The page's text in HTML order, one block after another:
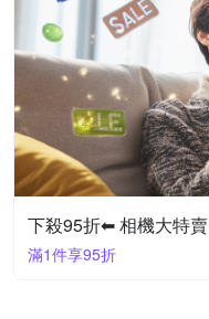
下殺95折⬅︎ 相機大特賣
滿1件享95折